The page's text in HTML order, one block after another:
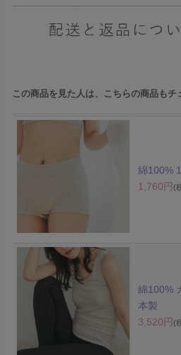
この商品を見た人は、こちらの商品もチ
綿100%
1,760円 (
綿100%
本製
3,520円 (